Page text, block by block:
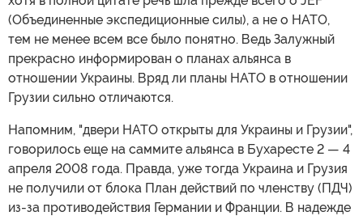
(Объединенные экспедиционные силы), а не о НАТО,
тем не менее всем все было понятно. Ведь Залужный
прекрасно информирован о планах альянса в
отношении Украины. Вряд ли планы НАТО в отношении
Грузии сильно отличаются.
Напомним, "двери НАТО открыты для Украины и Грузии",
говорилось еще на саммите альянса в Бухаресте 2 — 4
апреля 2008 года. Правда, уже тогда Украина и Грузия
не получили от блока План действий по членству (ПДЧ)
из-за противодействия Германии и Франции. В надежде